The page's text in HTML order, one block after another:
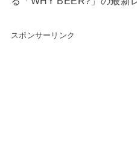
スポンサーリンク